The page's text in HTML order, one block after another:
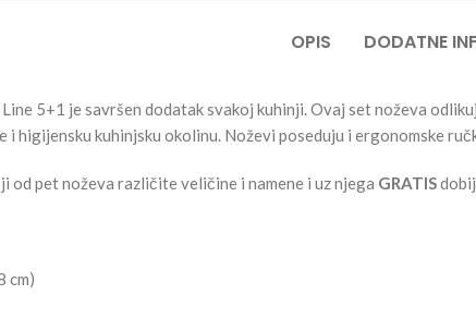
OPIS DODATNE
5+1 je savršen dodatak svakoj kuhinji. Ovaj set noževa
i higijensku kuhinjsku okolinu. Noževi poseduju i ergonomske
od pet noževa različite veličine i namene i uz njega GRATIS
cm)